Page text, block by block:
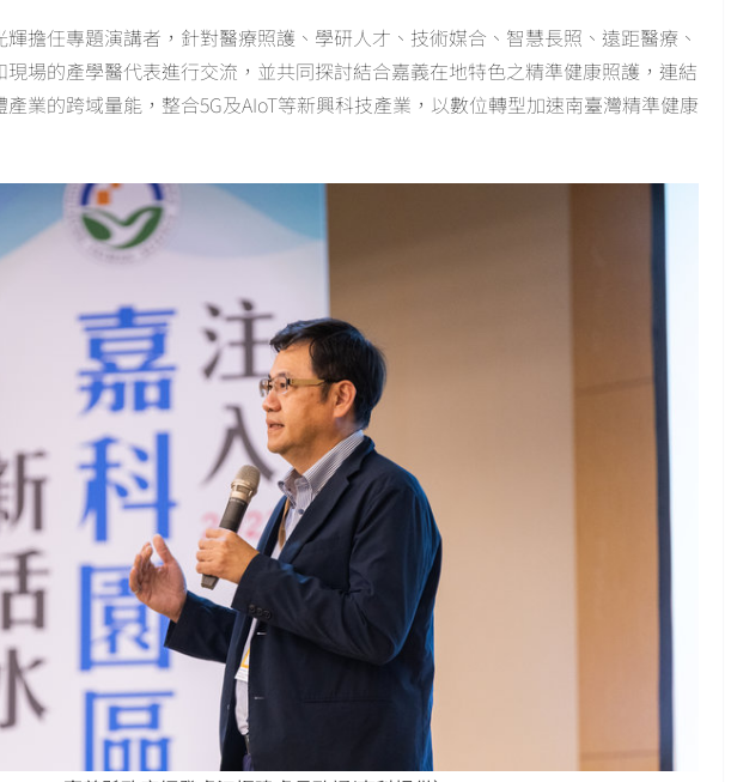
擔任專題演講者，針對醫療照護、學研人才、技術媒合、智慧長照、遠距醫療、
場的產學醫代表進行交流，並共同探討結合嘉義在地特色之精準健康照護，連結
業的跨域量能，整合5G及AIoT等新興科技產業，以數位轉型加速南臺灣精準健康